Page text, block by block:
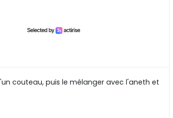
couteau, puis le mélanger avec l'aneth et